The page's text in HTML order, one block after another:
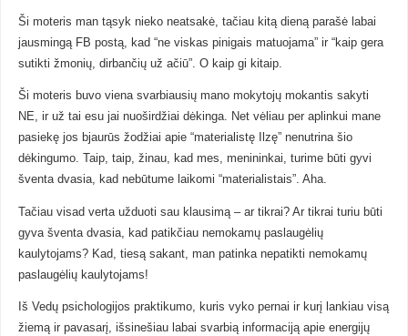
Ši moteris man tąsyk nieko neatsakė, tačiau kitą dieną parašė labai
jausmingą FB postą, kad “ne viskas pinigais matuojama” ir “kaip gera
sutikti žmonių, dirbančių už ačiū”. O kaip gi kitaip.
Ši moteris buvo viena svarbiausių mano mokytojų mokantis sakyti
NE, ir už tai esu jai nuoširdžiai dėkinga. Net vėliau per aplinkui mane
pasiekę jos bjaurūs žodžiai apie “materialistę Ilzę” nenutrina šio
dėkingumo. Taip, taip, žinau, kad mes, menininkai, turime būti gyvi
šventa dvasia, kad nebūtume laikomi “materialistais”. Aha.
Tačiau visad verta užduoti sau klausimą – ar tikrai? Ar tikrai turiu būti
gyva šventa dvasia, kad patikčiau nemokamų paslaugėlių
kaulytojams? Kad, tiesą sakant, man patinka nepatikti nemokamų
paslaugėlių kaulytojams!
Iš Vedų psichologijos praktikumo, kuris vyko pernai ir kurį lankiau visą
žiemą ir pavasarį, išsinešiau labai svarbią informaciją apie energijų